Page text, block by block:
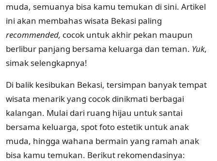
muda, semuanya bisa kamu temukan di sini. Artikel
ini akan membahas wisata Bekasi paling
recommended, cocok untuk akhir pekan maupun
berlibur panjang bersama keluarga dan teman. Yuk,
simak selengkapnya!
Di balik kesibukan Bekasi, tersimpan banyak tempat
wisata menarik yang cocok dinikmati berbagai
kalangan. Mulai dari ruang hijau untuk santai
bersama keluarga, spot foto estetik untuk anak
muda, hingga wahana bermain yang ramah anak
bisa kamu temukan. Berikut rekomendasinya: